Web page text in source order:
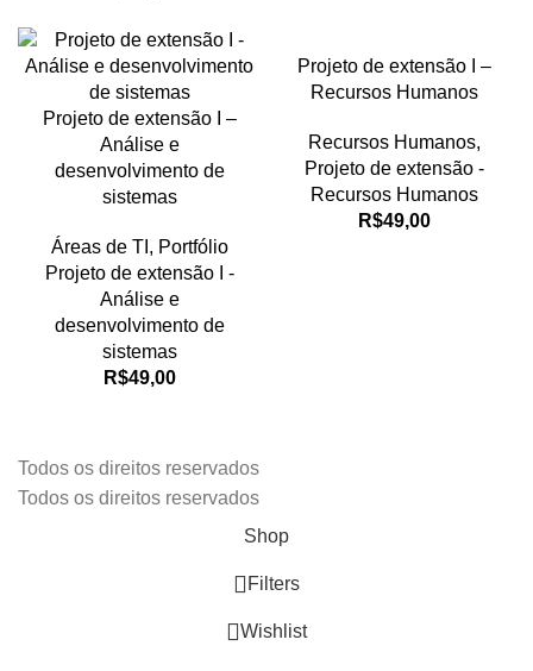
Projeto de extensão I –
Análise e
desenvolvimento de
sistemas
Áreas de TI , Portfólio
Projeto de extensão I -
Análise e
desenvolvimento de
sistemas
R$49,00
Projeto de extensão I –
Recursos Humanos
Recursos Humanos,
Projeto de extensão -
Recursos Humanos
R$49,00
Todos os direitos reservados
Todos os direitos reservados
Shop
Filters
Wishlist